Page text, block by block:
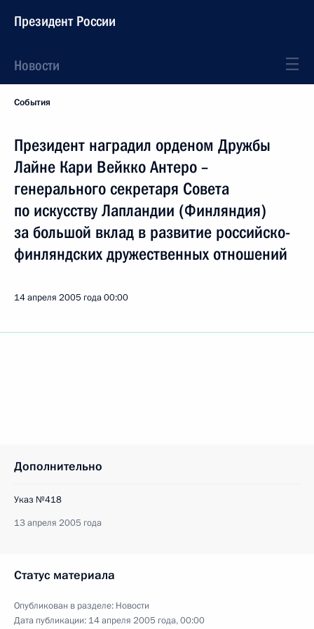
Президент России
Новости
События
Президент наградил орденом Дружбы
Лайне Кари Вейкко Антеро –
генерального секретаря Совета
по искусству Лапландии (Финляндия)
за большой вклад в развитие российско-
финляндских дружественных отношений
14 апреля 2005 года00:00
Дополнительно
Указ №418
13 апреля 2005 года
Статус материала
Опубликован в разделе: Новости
Дата публикации: 14 апреля 2005 года, 00:00